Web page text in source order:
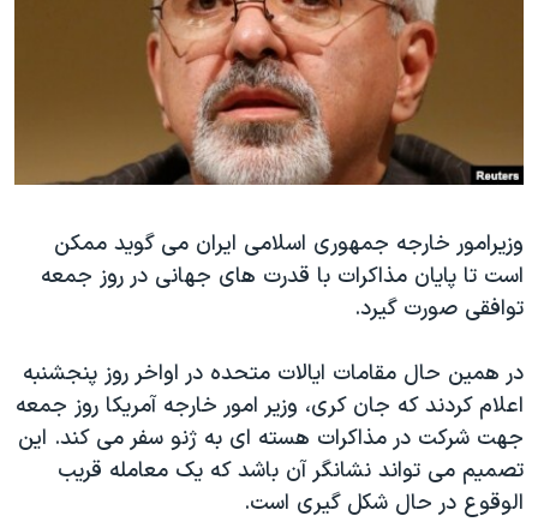
فرهنگ و زندگی
حقوق شهروندی
علم و فناوری
گالری عکس
آرشیو پخش زنده
انتخابات ریاست جمهوری آمریکا ۲۰۲۴
حمله جمهوری اسلامی به اسرائیل
رمز مهسا
اعتراضات زن، زندگی، آزادی
مجموعه مستندهای دادخواهی
تریبونال مردمی آبان ۹۸
دادگاه حمید نوری
چهل سال گروگان‌گیری
قانون شفافیت دارائی کادر رهبری ایران
اعتراضات مردمی آبان ۹۸
زبانهای مختلف
وزیرامور خارجه جمهوری اسلامی ایران می گوید ممکن
است تا پایان مذاکرات با قدرت های جهانی در روز جمعه
توافقی صورت گیرد.
در همين حال مقامات ایالات متحده در اواخر روز پنجشنبه
اعلام کردند که جان کری، وزیر امور خارجه آمريکا روز جمعه
جهت شرکت در مذاکرات هسته ای به ژنو سفر می کند. اين
تصميم می تواند نشانگر آن باشد که یک معامله قریب
الوقوع در حال شکل گيری است.